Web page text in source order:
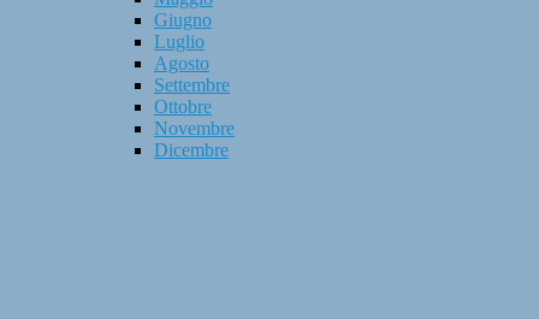
Giugno
Luglio
Agosto
Settembre
Ottobre
Novembre
Dicembre